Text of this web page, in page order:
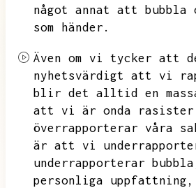
något annat att bubbla
som händer.
Även om vi tycker att
nyhetsvärdigt att vi
blir det alltid en
att vi är onda
överrapporterar våra
är att vi
underrapporterar
personliga uppfattning,